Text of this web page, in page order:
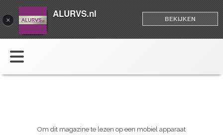
×
ALURVS.nl BEKIJKEN
Om dit magazine te lezen op een mobiel apparaat